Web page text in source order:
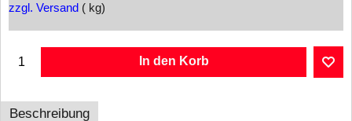
zzgl. Versand kg
In den Korb
Beschreibung